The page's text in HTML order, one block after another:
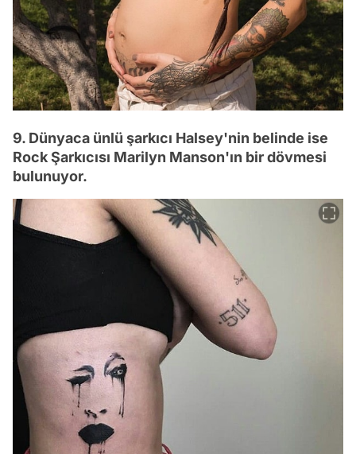
9. Dünyaca ünlü şarkıcı Halsey'nin belinde ise
Rock Şarkıcısı Marilyn Manson'ın bir dövmesi
bulunuyor.